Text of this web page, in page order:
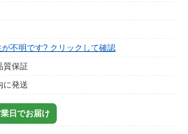
不明です? クリックして確認
質保証
に発送
日でお届け